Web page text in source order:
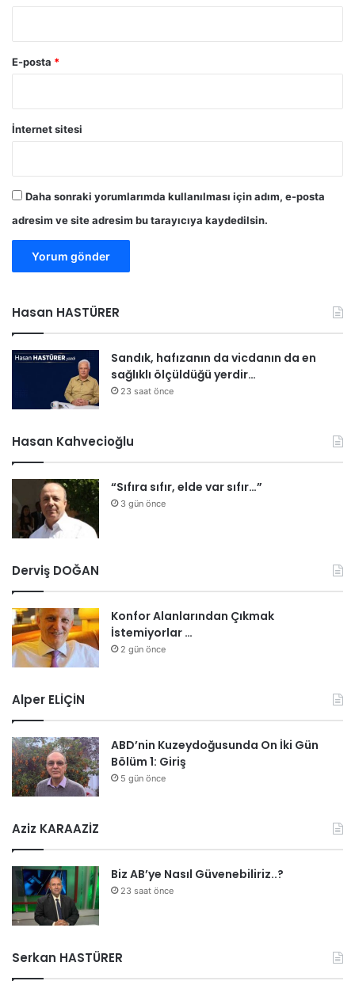
ç
n
a
ç
k
ı
y
r
l
ş
t
u
u
y
o
E-posta *
İnternet sitesi
Daha sonraki yorumlarımda kullanılması için adım, e-posta
adresim ve site adresim bu tarayıcıya kaydedilsin.
Hasan HASTÜRER
Sandık, hafızanın da vicdanın da en
sağlıklı ölçüldüğü yerdir…
23 saat önce
Hasan Kahvecioğlu
“Sıfıra sıfır, elde var sıfır…”
3 gün önce
Derviş DOĞAN
Konfor Alanlarından Çıkmak
İstemiyorlar …
2 gün önce
Alper ELİÇİN
ABD’nin Kuzeydoğusunda On İki Gün
Bölüm 1: Giriş
5 gün önce
Aziz KARAAZİZ
Biz AB’ye Nasıl Güvenebiliriz..?
23 saat önce
Serkan HASTÜRER